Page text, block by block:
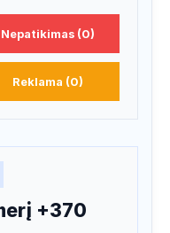
Nepatikimas (0)
Reklama (0)
+370